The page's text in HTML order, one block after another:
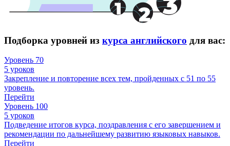
Подборка уровней из курса английского для вас:
Уровень 70
5 уроков
Закрепление и повторение всех тем, пройденных с 51 по 55
уровень.
Перейти
Уровень 100
5 уроков
Подведение итогов курса, поздравления с его завершением и
рекомендации по дальнейшему развитию языковых навыков.
Перейти